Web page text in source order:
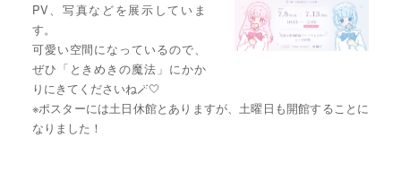
PV、写真などを展示していま
す。
可愛い空間になっているので、
ぜひ「ときめきの魔法」にかか
りにきてくださいね🪄🤍
※ポスターには土日休館とありますが、土曜日も開館することに
なりました！